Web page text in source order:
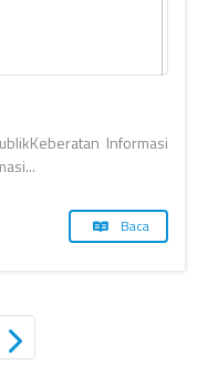
Informasi
Baca